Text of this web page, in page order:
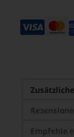
Empfehle